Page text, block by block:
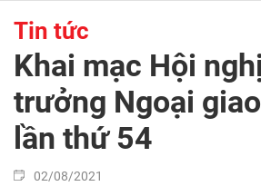
Tin tức
Khai mạc Hội
trưởng Ngoại
lần thứ 54
02/08/2021